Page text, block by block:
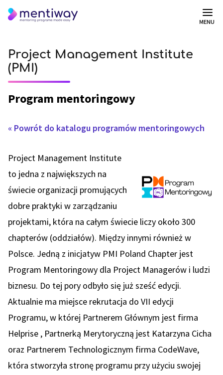
MENU
Project Management Institute
(PMI)
Program mentoringowy
« Powrót do katalogu programów mentoringowych
Project Management Institute
to jedna z największych na
świecie organizacji promujących
dobre praktyki w zarządzaniu
projektami, która na całym świecie liczy około 300
chapterów (oddziałów). Między innymi również w
Polsce. Jedną z inicjatyw PMI Poland Chapter jest
Program Mentoringowy dla Project Managerów i ludzi
biznesu. Do tej pory odbyło się już sześć edycji.
Aktualnie ma miejsce rekrutacja do VII edycji
Programu, w której Partnerem Głównym jest firma
Helprise , Partnerką Merytoryczną jest Katarzyna Cicha
oraz Partnerem Technologicznym firma CodeWave,
która stworzyła stronę programu przy użyciu swojej